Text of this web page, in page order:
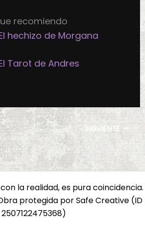
recomiendo
hechizo de Morgana
Tarot de Andres
SIGUIENTE
la realidad, es pura coincidencia.
protegida por Safe Creative (ID
2507122475368)